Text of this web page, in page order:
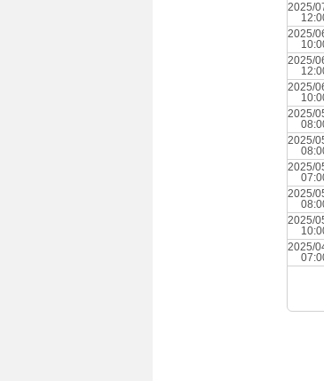
2025/
2025/
2025/
2025/
2025/
2025/
2025/
2025/
2025/
2025/